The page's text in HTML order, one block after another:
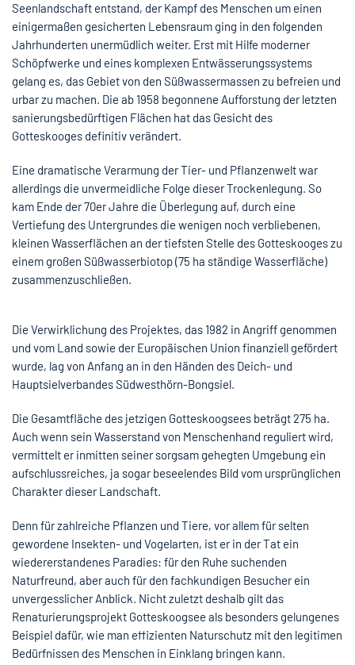
Seenlandschaft entstand, der Kampf des Menschen um einen
einigermaßen gesicherten Lebensraum ging in den folgenden
Jahrhunderten unermüdlich weiter. Erst mit Hilfe moderner
Schöpfwerke und eines komplexen Entwässerungssystems
gelang es, das Gebiet von den Süßwassermassen zu befreien und
urbar zu machen. Die ab 1958 begonnene Aufforstung der letzten
sanierungsbedürftigen Flächen hat das Gesicht des
Gotteskooges definitiv verändert.
Eine dramatische Verarmung der Tier- und Pflanzenwelt war
allerdings die unvermeidliche Folge dieser Trockenlegung. So
kam Ende der 70er Jahre die Überlegung auf, durch eine
Vertiefung des Untergrundes die wenigen noch verbliebenen,
kleinen Wasserflächen an der tiefsten Stelle des Gotteskooges zu
einem großen Süßwasserbiotop (75 ha ständige Wasserfläche)
zusammenzuschließen.
Die Verwirklichung des Projektes, das 1982 in Angriff genommen
und vom Land sowie der Europäischen Union finanziell gefördert
wurde, lag von Anfang an in den Händen des Deich- und
Hauptsielverbandes Südwesthörn-Bongsiel.
Die Gesamtfläche des jetzigen Gotteskoogsees beträgt 275 ha.
Auch wenn sein Wasserstand von Menschenhand reguliert wird,
vermittelt er inmitten seiner sorgsam gehegten Umgebung ein
aufschlussreiches, ja sogar beseelendes Bild vom ursprünglichen
Charakter dieser Landschaft.
Denn für zahlreiche Pflanzen und Tiere, vor allem für selten
gewordene Insekten- und Vogelarten, ist er in der Tat ein
wiedererstandenes Paradies: für den Ruhe suchenden
Naturfreund, aber auch für den fachkundigen Besucher ein
unvergesslicher Anblick. Nicht zuletzt deshalb gilt das
Renaturierungsprojekt Gotteskoogsee als besonders gelungenes
Beispiel dafür, wie man effizienten Naturschutz mit den legitimen
Bedürfnissen des Menschen in Einklang bringen kann.